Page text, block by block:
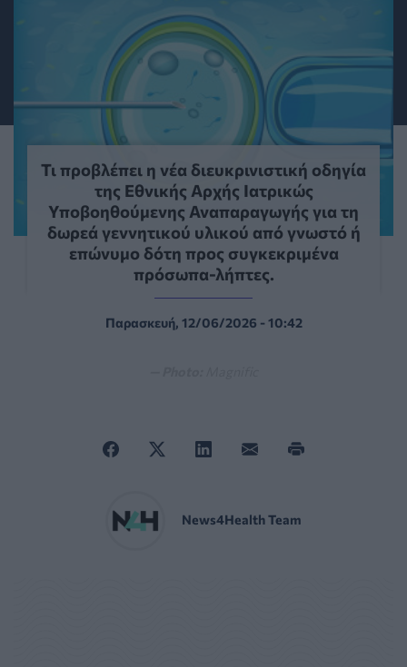
Τι προβλέπει η νέα διευκρινιστική οδηγία
της Εθνικής Αρχής Ιατρικώς
Υποβοηθούμενης Αναπαραγωγής για τη
δωρεά γεννητικού υλικού από γνωστό ή
επώνυμο δότη προς συγκεκριμένα
πρόσωπα-λήπτες.
Παρασκευή, 12/06/2026 - 10:42
News4Health Team